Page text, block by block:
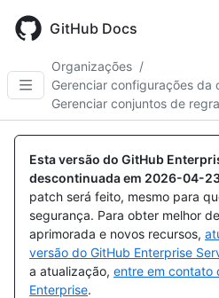
main
GitHub Docs
Organizações /
Gerenciar configurações da
Gerenciar conjuntos de
Esta versão do GitHub
descontinuada em 2026-04-
patch será feito, mesmo para
segurança. Para obter melhor
aprimorada e novos recursos,
versão do GitHub Enterprise
a atualização, entre em contato
Enterprise.